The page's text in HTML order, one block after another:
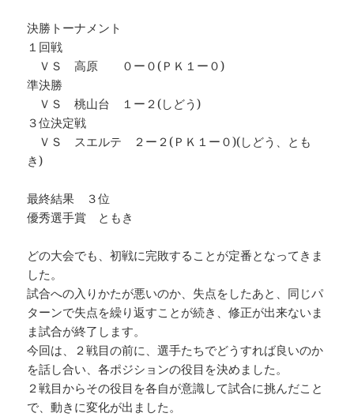
決勝トーナメント
１回戦
ＶＳ 高原 ０ー０(ＰＫ１ー０)
準決勝
ＶＳ 桃山台 １ー２(しどう)
３位決定戦
ＶＳ スエルテ ２ー２(ＰＫ１ー０)(しどう、とも
き)
最終結果 ３位
優秀選手賞 ともき
どの大会でも、初戦に完敗することが定番となってきま
した。
試合への入りかたが悪いのか、失点をしたあと、同じパ
ターンで失点を繰り返すことが続き、修正が出来ないま
ま試合が終了します。
今回は、２戦目の前に、選手たちでどうすれば良いのか
を話し合い、各ポジションの役目を決めました。
２戦目からその役目を各自が意識して試合に挑んだこと
で、動きに変化が出ました。